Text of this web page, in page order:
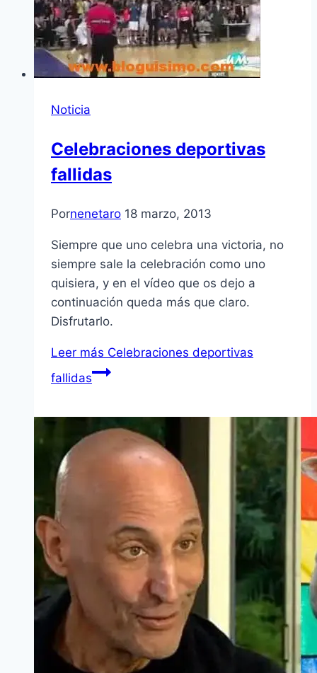
Noticia
Celebraciones deportivas
fallidas
Pornenetaro 18 marzo, 2013
Siempre que uno celebra una victoria, no
siempre sale la celebración como uno
quisiera, y en el ví­deo que os dejo a
continuación queda más que claro.
Disfrutarlo.
Leer más Celebraciones deportivas
fallidas